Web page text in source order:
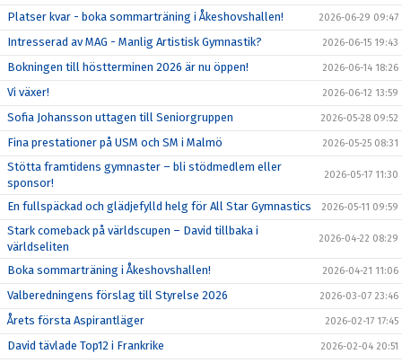
Platser kvar - boka sommarträning i Åkeshovshallen! 2026-06-29 09:47
Intresserad av MAG - Manlig Artistisk Gymnastik? 2026-06-15 19:43
Bokningen till höstterminen 2026 är nu öppen! 2026-06-14 18:26
Vi växer! 2026-06-12 13:59
Sofia Johansson uttagen till Seniorgruppen 2026-05-28 09:52
Fina prestationer på USM och SM i Malmö 2026-05-25 08:31
Stötta framtidens gymnaster – bli stödmedlem eller
sponsor!
2026-05-17 11:30
En fullspäckad och glädjefylld helg för All Star Gymnastics 2026-05-11 09:59
Stark comeback på världscupen – David tillbaka i
världseliten
2026-04-22 08:29
Boka sommarträning i Åkeshovshallen! 2026-04-21 11:06
Valberedningens förslag till Styrelse 2026 2026-03-07 23:46
Årets första Aspirantläger 2026-02-17 17:45
David tävlade Top12 i Frankrike 2026-02-04 20:51